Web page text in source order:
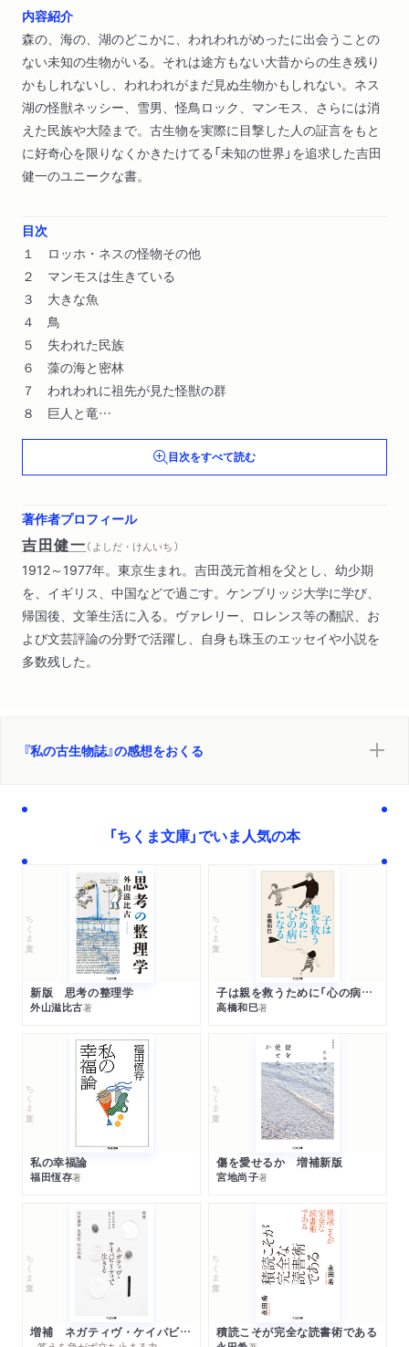
内容紹介
森の、海の、湖のどこかに、われわれがめったに出会うことの
ない未知の生物がいる。それは途方もない大昔からの生き残り
かもしれないし、われわれがまだ見ぬ生物かもしれない。ネス
湖の怪獣ネッシー、雪男、怪鳥ロック、マンモス、さらには消
えた民族や大陸まで。古生物を実際に目撃した人の証言をもと
に好奇心を限りなくかきたけてる「未知の世界」を追求した吉田
健一のユニークな書。
目次
１ ロッホ・ネスの怪物その他
２ マンモスは生きている
３ 大きな魚
４ 鳥
５ 失われた民族
６ 藻の海と密林
７ われわれに祖先が見た怪獣の群
８ 巨人と竜
９ 足跡
目次をすべて読む
著作者プロフィール
吉田健一（ よしだ・けんいち ）
1912～1977年。東京生まれ。吉田茂元首相を父とし、幼少期
を、イギリス、中国などで過ごす。ケンブリッジ大学に学び、
帰国後、文筆生活に入る。ヴァレリー、ロレンス等の翻訳、お
よび文芸評論の分野で活躍し、自身も珠玉のエッセイや小説を
多数残した。
『私の古生物誌』の感想をおくる
「ちくま文庫」でいま人気の本
ちくま文庫
新版 思考の整理学
外山滋比古著
ちくま文庫
子は親を救うために「心の病」になる
高橋和巳著
ちくま文庫
私の幸福論
福田恆存著
ちくま文庫
傷を愛せるか 増補新版
宮地尚子著
ちくま文庫
増補 ネガティヴ・ケイパビリティで生きる
ちくま文庫
積読こそが完全な読書術である